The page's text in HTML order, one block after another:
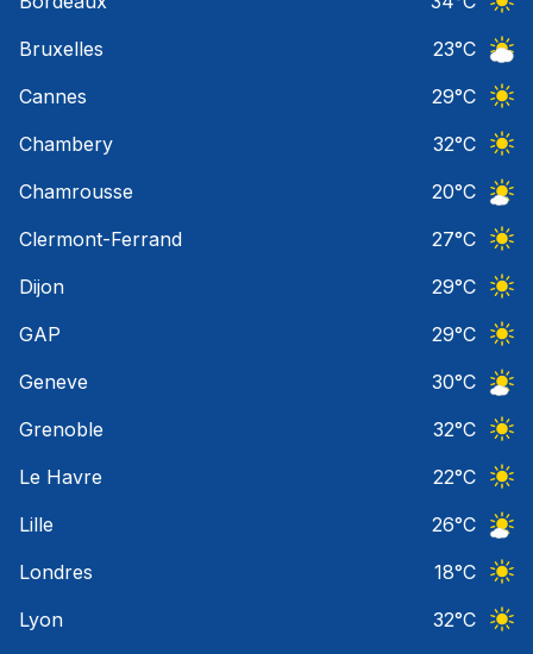
Bruxelles
23°C
Cannes
29°C
Chambery
32°C
Chamrousse
20°C
Clermont-Ferrand
27°C
Dijon
29°C
GAP
29°C
Geneve
30°C
Grenoble
32°C
Le Havre
22°C
Lille
26°C
Londres
18°C
Lyon
32°C